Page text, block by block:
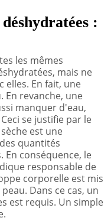
:
les mêmes
mais ne
elles. En fait, une
En revanche, une
manquer d'eau,
se justifie par le
est une
quantités
conséquence, le
responsable de
corporelle est mis
Dans ce cas, un
est requis. Un simple